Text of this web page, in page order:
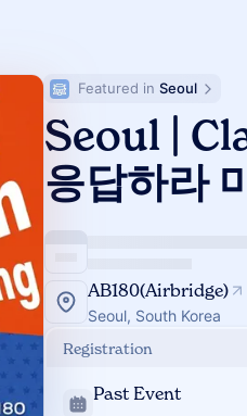
Featured in Seoul
Seoul |
응답하라
AB180(Airbridge)
Seoul, South Korea
Registration
Past Event